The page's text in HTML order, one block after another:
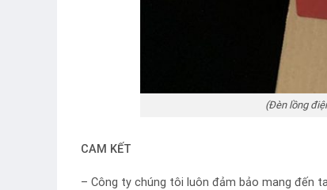
(Đèn lồng
CAM KẾT
– Công ty chúng tôi luôn đảm bảo mang đến